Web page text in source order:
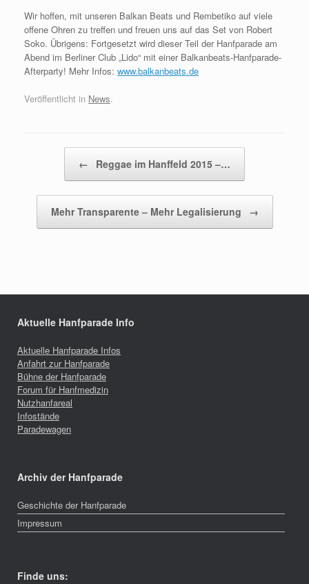
Wir hoffen, mit unseren Balkan Beats und Rembetiko auf viele
offene Ohren zu treffen und freuen uns auf das Set von Robert
Soko. Übrigens: Fortgesetzt wird dieser Teil der Hanfparade am
Abend im Berliner Club „Lido“ mit einer Balkanbeats-Hanfparade-
Afterparty! Mehr Infos: www.balkanbeats.de
Veröffentlicht in News.
← Reggae im Hanffeld 2015 –…
Mehr Transparente – Mehr Legalisierung →
Aktuelle Hanfparade Info
Aktuelle Hanfparade Infos
Anfahrt zur Hanfparade
Bühne der Hanfparade
Forum für Hanfmedizin
Nutzhanfareal
Infostände
Paradewagen
Archiv der Hanfparade
Geschichte der Hanfparade
Impressum
Finde uns: